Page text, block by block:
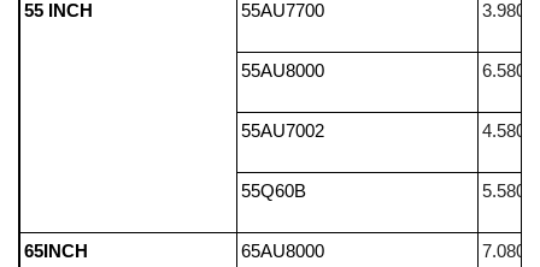
55 INCH 55AU7700
55AU8000
55AU7002
55Q60B
65INCH 65AU8000